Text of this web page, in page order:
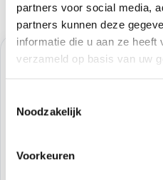
partners voor social media,
partners kunnen deze
informatie die u aan ze
verzameld op basis van uw
Noodzakelijk
Voorkeuren
Normale prijs:
€ 33,05